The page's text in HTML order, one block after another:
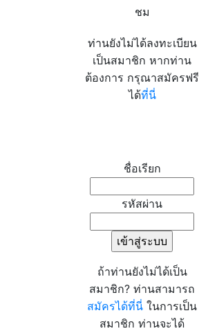
ชม
ท่านยังไม่ได้ลงทะเบียน
เป็นสมาชิก หากท่าน
ต้องการ กรุณาสมัครฟรี
ได้ที่นี่
ชื่อเรียก
รหัสผ่าน
ถ้าท่านยังไม่ได้เป็น
สมาชิก? ท่านสามารถ
สมัครได้ที่นี่ ในการเป็น
สมาชิก ท่านจะได้